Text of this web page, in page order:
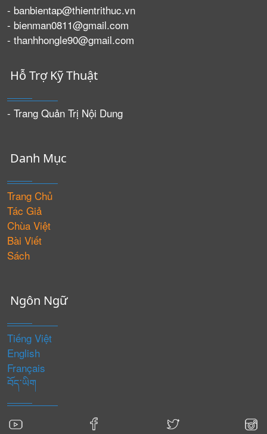
- banbientap@thientrithuc.vn
- bienman0811@gmail.com
- thanhhongle90@gmail.com
Hỗ Trợ Kỹ Thuật
- Trang Quản Trị Nội Dung
Danh Mục
Trang Chủ
Tác Giả
Chùa Việt
Bài Viết
Sách
Ngôn Ngữ
Tiếng Việt
English
Français
བོད་ཡིག